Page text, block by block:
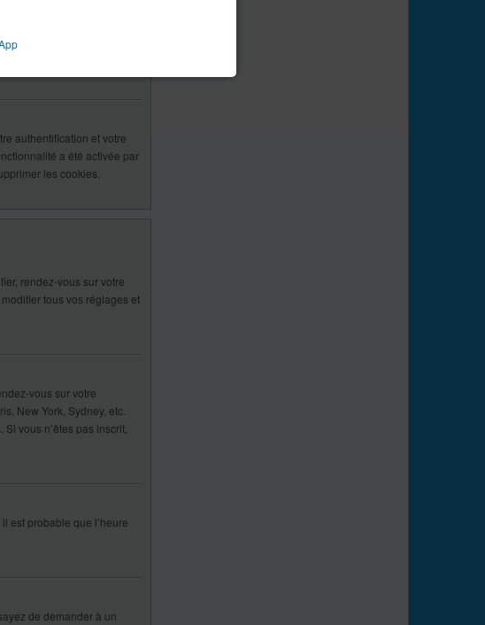
Le propriétaire du forum
veuillez
authentification et votre
a été activée par
les cookies.
rendez-vous sur votre
tous vos réglages et
vous sur votre
New York, Sydney, etc.
vous n’êtes pas inscrit,
est probable que l’heure
de demander à un